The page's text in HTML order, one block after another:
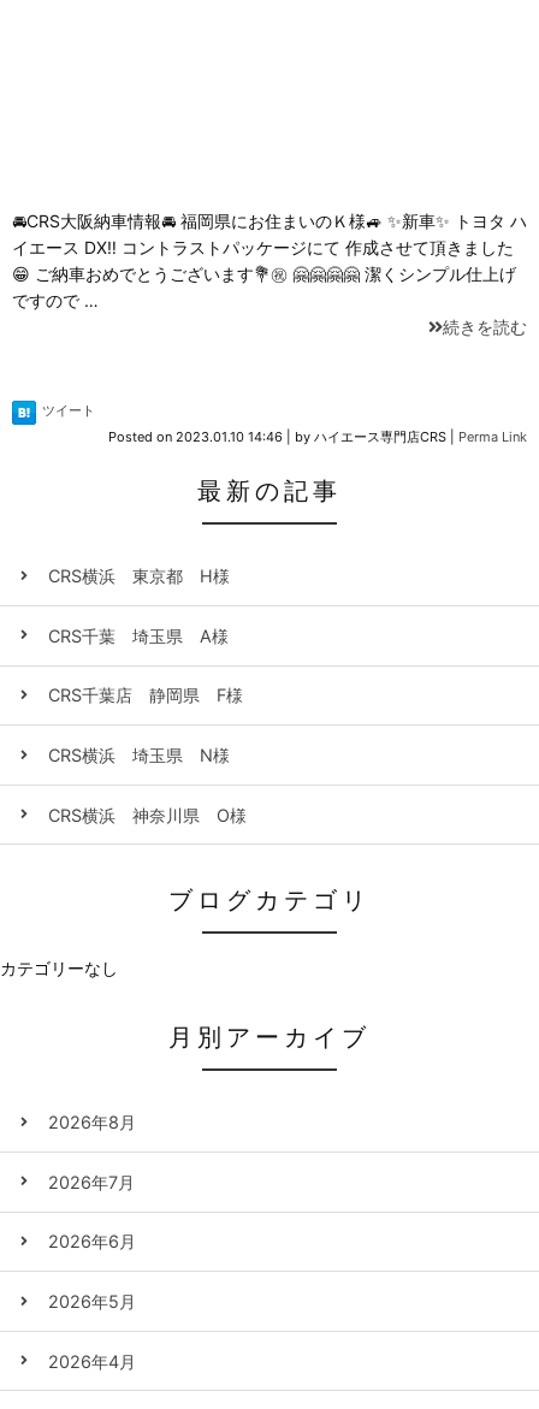
🚘CRS大阪納車情報🚘 福岡県にお住まいのＫ様🚙 ✨新車✨ トヨタ ハ
イエース DX‼️ コントラストパッケージにて 作成させて頂きました
😁 ご納車おめでとうございます💐㊗️ 🤗🤗🤗🤗 潔くシンプル仕上げ
ですので …
続きを読む
ツイート
Posted on 2023.01.10 14:46 by ハイエース専門店CRS Perma Link
最新の記事
CRS横浜 東京都 H様
CRS千葉 埼玉県 A様
CRS千葉店 静岡県 F様
CRS横浜 埼玉県 N様
CRS横浜 神奈川県 O様
ブログカテゴリ
カテゴリーなし
月別アーカイブ
2026年8月
2026年7月
2026年6月
2026年5月
2026年4月